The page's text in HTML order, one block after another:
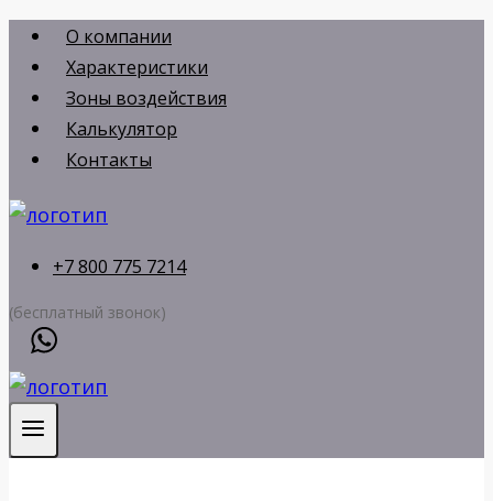
Перейти
содержимому
О компании
Характеристики
Зоны воздействия
Калькулятор
Контакты
+7 800 775 7214
(бесплатный звонок)